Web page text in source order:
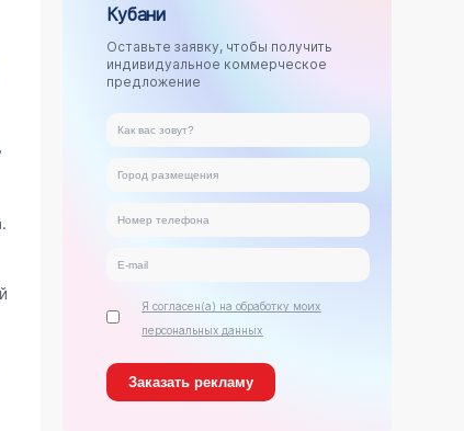
Кубани
Оставьте заявку, чтобы получить
индивидуальное коммерческое
предложение
Я согласен(а) на обработку моих
персональных данных